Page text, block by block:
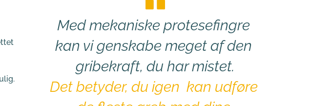
Med mekaniske protesefingre
kan vi genskabe meget af den
gribekraft, du har mistet.
Det betyder, du igen  kan udføre